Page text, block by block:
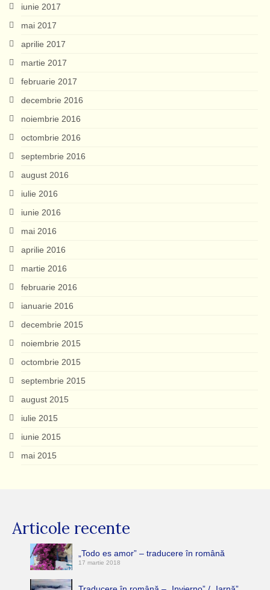
iunie 2017
mai 2017
aprilie 2017
martie 2017
februarie 2017
decembrie 2016
noiembrie 2016
octombrie 2016
septembrie 2016
august 2016
iulie 2016
iunie 2016
mai 2016
aprilie 2016
martie 2016
februarie 2016
ianuarie 2016
decembrie 2015
noiembrie 2015
octombrie 2015
septembrie 2015
august 2015
iulie 2015
iunie 2015
mai 2015
Articole recente
„Todo es amor” – traducere în română
17 martie 2018